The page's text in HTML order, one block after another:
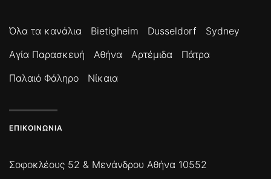
Όλα τα κανάλια Bietigheim Dusseldorf
Sydney
Αγία Παρασκευή
Αθήνα Αρτέμιδα
Πάτρα
Παλαιό Φάληρο
Νίκαια
ΕΠΙΚΟΙΝΩΝΊΑ
Σοφοκλέους 52 & Μενάνδρου Αθήνα 10552